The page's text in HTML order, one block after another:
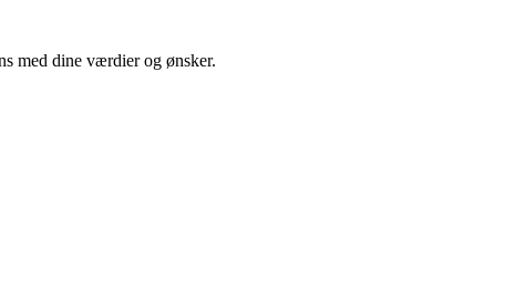
med dine værdier og ønsker.